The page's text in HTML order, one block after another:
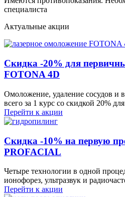
специалиста
Актуальные акции
Скидка -20% для
FOTONA 4D
Омоложение, удаление сосудов и
всего за 1 курс со скидкой 20%
Перейти к акции
Скидка -10% на первую
PROFACIAL
Четыре технологии в одной
ионофорез, ультразвук и
Перейти к акции